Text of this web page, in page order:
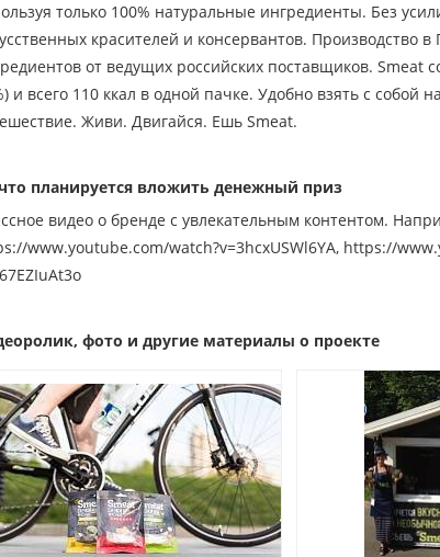
только 100% натуральные ингредиенты. Без
красителей и консервантов. Производство в
от ведущих российских поставщиков. Smeat
и всего 110 ккал в одной пачке. Удобно взять с собой
Живи. Двигайся. Ешь Smeat.
планируется вложить денежный приз
видео о бренде с увлекательным контентом.
www.youtube.com/watch?v=3hcxUSWl6YA, https://
фото и другие материалы о проекте